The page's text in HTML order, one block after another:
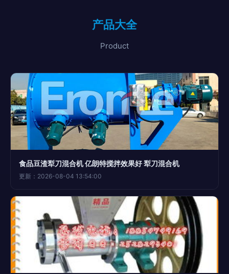
产品大全
Product
食品豆渣犁刀混合机 亿朗特搅拌效果好 犁刀混合机
更新：2026-08-04 13:54:00